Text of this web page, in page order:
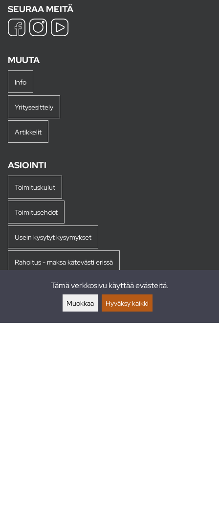
SEURAA MEITÄ
MUUTA
Info
Yritysesittely
Artikkelit
ASIOINTI
Toimituskulut
Toimitusehdot
Usein kysytyt kysymykset
Rahoitus - maksa kätevästi erissä
Tämä verkkosivu käyttää evästeitä.
Muokkaa Hyväksy kaikki